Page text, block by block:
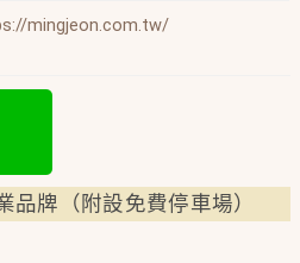
mingjeon.com.tw/
品牌（附設免費停車場）